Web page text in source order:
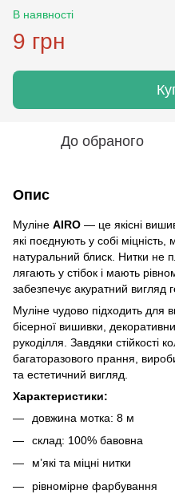
В наявності
9 грн
До обраного
Опис
Муліне AIRO — це якісні
які поєднують у собі міцність,
натуральний блиск. Нитки не
лягають у стібок і мають
забезпечує акуратний вигляд
Муліне чудово підходить для
бісерної вишивки,
рукоділля. Завдяки стійкості
багаторазового прання,
та естетичний вигляд.
Характеристики:
довжина мотка: 8 м
склад: 100% бавовна
м’які та міцні нитки
рівномірне фарбування